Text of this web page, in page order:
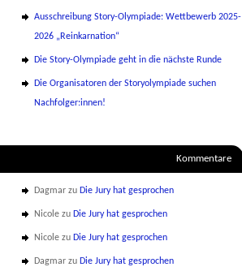
Ausschreibung Story-Olympiade: Wettbewerb 2025-
2026 „Reinkarnation“
Die Story-Olympiade geht in die nächste Runde
Die Organisatoren der Storyolympiade suchen
Nachfolger:innen!
Kommentare
Dagmar zu Die Jury hat gesprochen
Nicole zu Die Jury hat gesprochen
Nicole zu Die Jury hat gesprochen
Dagmar zu Die Jury hat gesprochen